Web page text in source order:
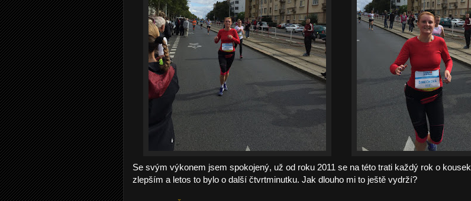
Se svým výkonem jsem spokojený, už od roku 2011 se na této trati každý rok o kousek
zlepším a letos to bylo o další čtvrtminutku. Jak dlouho mi to ještě vydrží?